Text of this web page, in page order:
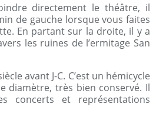
directement le théâtre, il
de gauche lorsque vous faites
En partant sur la droite, il y a
les ruines de l’ermitage San
avant J-C. C’est un hémicycle
diamètre, très bien conservé. Il
concerts et représentations